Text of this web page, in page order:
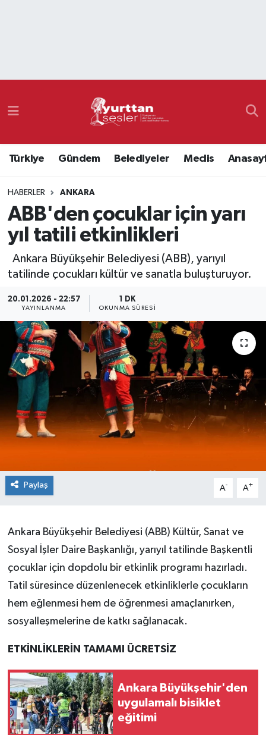
Türkiye Gündem Belediyeler Meclis
HABERLER ANKARA
ABB'den çocuklar için yarı
yıl tatili etkinlikleri
Ankara Büyükşehir Belediyesi (ABB), yarıyıl
tatilinde çocukları kültür ve sanatla buluşturuyor.
20.01.2026 - 22:57
YAYINLANMA
1 DK
OKUNMA SÜRESI
Paylaş A- A+
Ankara Büyükşehir Belediyesi (ABB) Kültür, Sanat ve
Sosyal İşler Daire Başkanlığı, yarıyıl tatilinde Başkentli
çocuklar için dopdolu bir etkinlik programı hazırladı.
Tatil süresince düzenlenecek etkinliklerle çocukların
hem eğlenmesi hem de öğrenmesi amaçlanırken,
sosyalleşmelerine de katkı sağlanacak.
ETKİNLİKLERİN TAMAMI ÜCRETSİZ
Ankara Büyükşehir'den
uygulamalı bisiklet
eğitimi
Namaz Vakitleri
Süper Lig Puan Durumu ve Fikstür
Tüm Manşetler
Son Dakika Haberleri
Haber Arşivi